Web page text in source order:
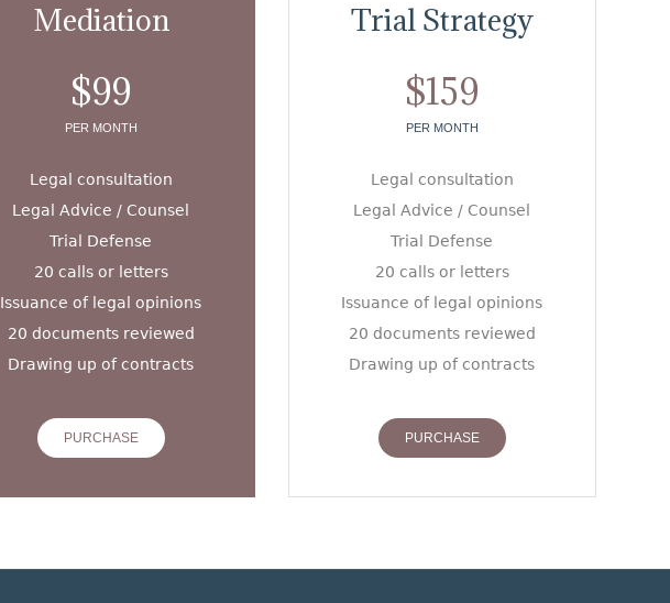
Mediation
$99
PER MONTH
Legal consultation
Legal Advice / Counsel
Trial Defense
20 calls or letters
Issuance of legal opinions
20 documents reviewed
Drawing up of contracts
PURCHASE
Trial Strategy
$159
PER MONTH
Legal consultation
Legal Advice / Counsel
Trial Defense
20 calls or letters
Issuance of legal opinions
20 documents reviewed
Drawing up of contracts
PURCHASE